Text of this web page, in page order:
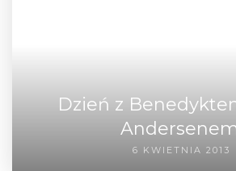
Dzień z
6 KWIETNIA 2013